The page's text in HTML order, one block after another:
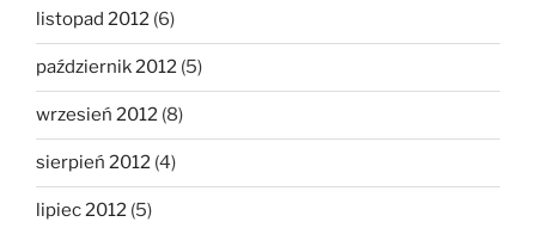
listopad 2012 (6)
październik 2012 (5)
wrzesień 2012 (8)
sierpień 2012 (4)
lipiec 2012 (5)